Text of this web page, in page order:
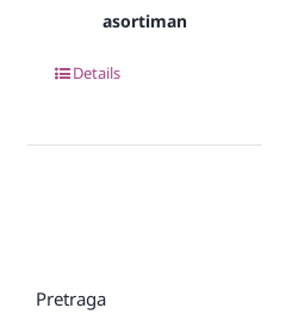
asortiman
Details
Pretraga